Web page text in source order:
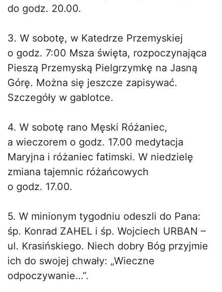
do godz. 20.00.
3. W sobotę, w Katedrze Przemyskiej
o godz. 7:00 Msza święta, rozpoczynająca
Pieszą Przemyską Pielgrzymkę na Jasną
Górę. Można się jeszcze zapisywać.
Szczegóły w gablotce.
4. W sobotę rano Męski Różaniec,
a wieczorem o godz. 17.00 medytacja
Maryjna i różaniec fatimski. W niedzielę
zmiana tajemnic różańcowych
o godz. 17.00.
5. W minionym tygodniu odeszli do Pana:
śp. Konrad ZAHEL i śp. Wojciech URBAN –
ul. Krasińskiego. Niech dobry Bóg przyjmie
ich do swojej chwały: „Wieczne
odpoczywanie…”.